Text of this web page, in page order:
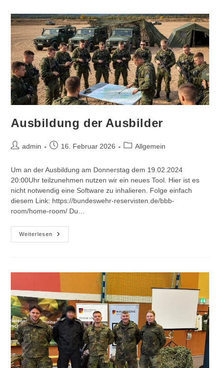
Ausbildung der Ausbilder
Beitrags-
admin
Beitrag16. Februar 2026
Beitrags-
Allgemein
Um an der Ausbildung am Donnerstag dem 19.02.2024
20:00Uhr teilzunehmen nutzen wir ein neues Tool. Hier ist es
nicht notwendig eine Software zu inhalieren. Folge einfach
diesem Link: https://bundeswehr-reservisten.de/bbb-
room/home-room/ Du…
Weiterlesen
Ausbildung
Der